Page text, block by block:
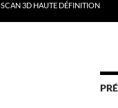
SCAN 3D HAUTE DÉFINITION